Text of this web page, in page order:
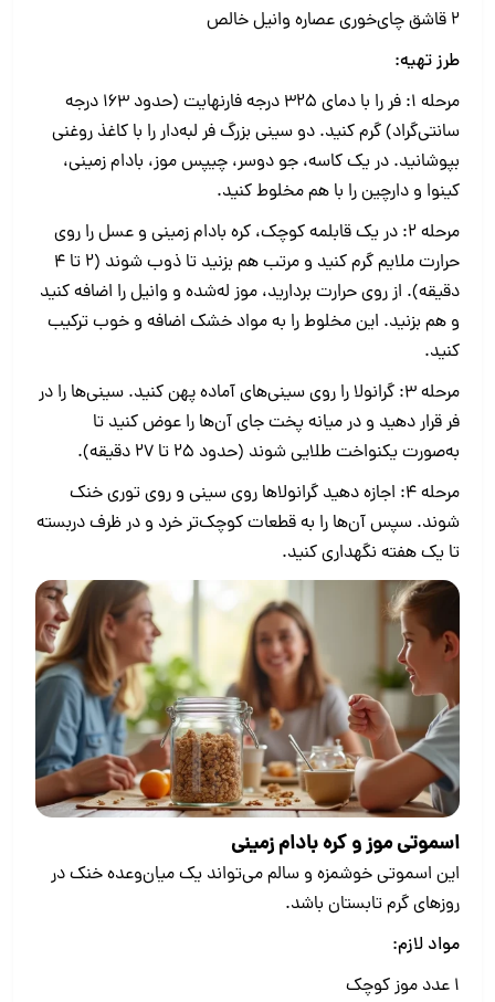
2 قاشق چای‌خوری عصاره وانیل خالص
طرز تهیه:
مرحله 1: فر را با دمای 325 درجه فارنهایت (حدود 163 درجه
سانتی‌گراد) گرم کنید. دو سینی بزرگ فر لبه‌دار را با کاغذ روغنی
بپوشانید. در یک کاسه، جو دوسر، چیپس موز، بادام زمینی،
کینوا و دارچین را با هم مخلوط کنید.
مرحله 2: در یک قابلمه کوچک، کره بادام زمینی و عسل را روی
حرارت ملایم گرم کنید و مرتب هم بزنید تا ذوب شوند (2 تا 4
دقیقه). از روی حرارت بردارید، موز له‌شده و وانیل را اضافه کنید
و هم بزنید. این مخلوط را به مواد خشک اضافه و خوب ترکیب
کنید.
مرحله 3: گرانولا را روی سینی‌های آماده پهن کنید. سینی‌ها را در
فر قرار دهید و در میانه پخت جای آن‌ها را عوض کنید تا
به‌صورت یکنواخت طلایی شوند (حدود 25 تا 27 دقیقه).
مرحله 4: اجازه دهید گرانولاها روی سینی و روی توری خنک
شوند. سپس آن‌ها را به قطعات کوچک‌تر خرد و در ظرف دربسته
تا یک هفته نگهداری کنید.
اسموتی موز و کره بادام زمینی
این اسموتی خوشمزه و سالم می‌تواند یک میان‌وعده خنک در
روزهای گرم تابستان باشد.
مواد لازم:
1 عدد موز کوچک